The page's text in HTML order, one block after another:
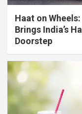
Haat on
Brings India’s
Doorstep